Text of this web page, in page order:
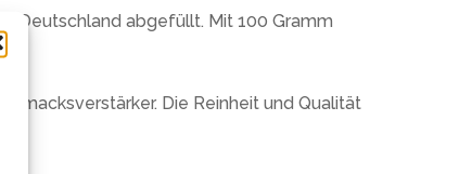
Deutschland abgefüllt. Mit 100 Gramm
Die Reinheit und Qualität